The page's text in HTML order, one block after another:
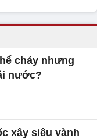
chảy nhưng
nước?
xây siêu vành